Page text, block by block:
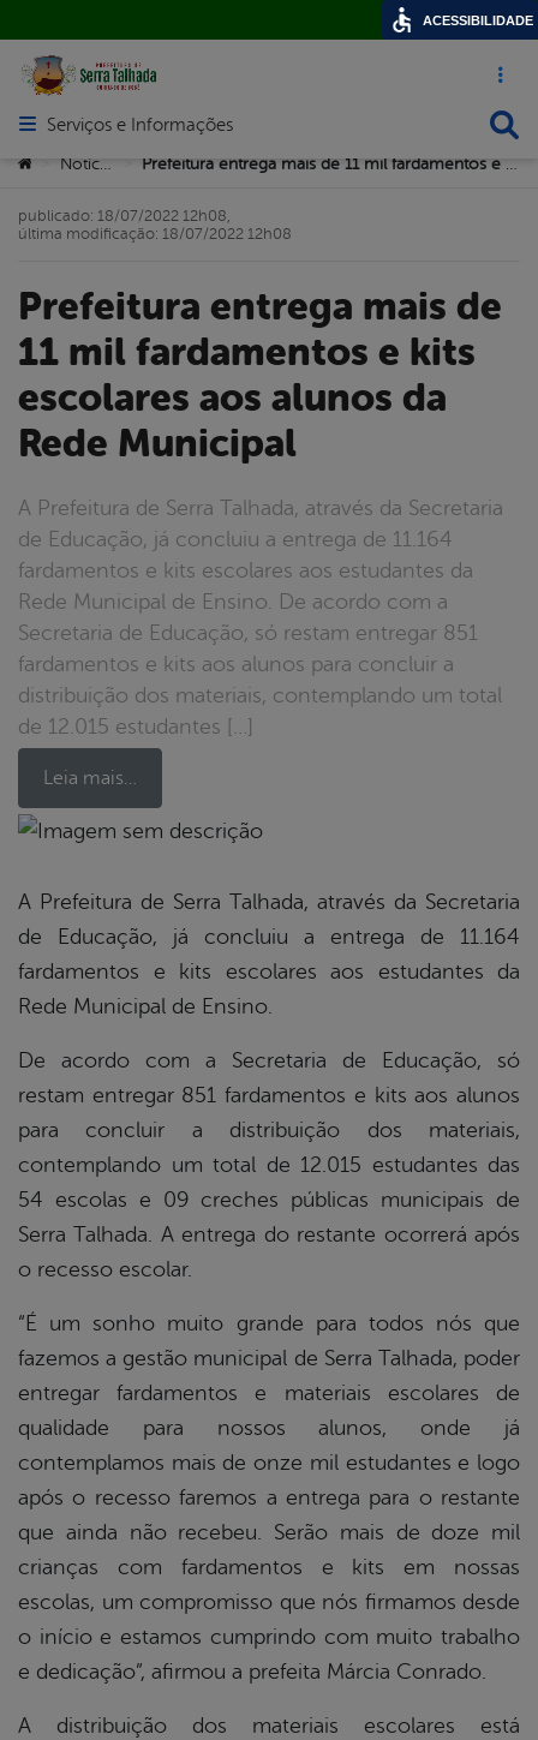
Acesso
Abrir menu principal de navegação
Serviços e Informações
Você está aqui:
> Notícias >
Prefeitura entrega mais de
11 mil fardamentos e kits
escolares aos alunos da
Rede Municipal
A Prefeitura de Serra Talhada, através da Secretaria
de Educação, já concluiu a entrega de 11.164
fardamentos e kits escolares aos estudantes da
Rede Municipal de Ensino. De acordo com a
Secretaria de Educação, só restam entregar 851
fardamentos e kits aos alunos para concluir a
distribuição dos materiais, contemplando um total
de 12.015 estudantes […]
Leia mais…
publicado: 18/07/2022 12h08,
última modificação: 18/07/2022 12h08
A Prefeitura de Serra Talhada, através da Secretaria
de Educação, já concluiu a entrega de 11.164
fardamentos e kits escolares aos estudantes da
Rede Municipal de Ensino.
De acordo com a Secretaria de Educação, só
restam entregar 851 fardamentos e kits aos alunos
para concluir a distribuição dos materiais,
contemplando um total de 12.015 estudantes das
54 escolas e 09 creches públicas municipais de
Serra Talhada. A entrega do restante ocorrerá após
o recesso escolar.
“É um sonho muito grande para todos nós que
fazemos a gestão municipal de Serra Talhada, poder
entregar fardamentos e materiais escolares de
qualidade para nossos alunos, onde já
contemplamos mais de onze mil estudantes e logo
após o recesso faremos a entrega para o restante
que ainda não recebeu. Serão mais de doze mil
crianças com fardamentos e kits em nossas
escolas, um compromisso que nós firmamos desde
o início e estamos cumprindo com muito trabalho
e dedicação”, afirmou a prefeita Márcia Conrado.
A distribuição dos materiais escolares está
ACESSIBILIDADE